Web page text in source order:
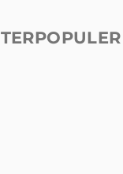
TERPOPULER